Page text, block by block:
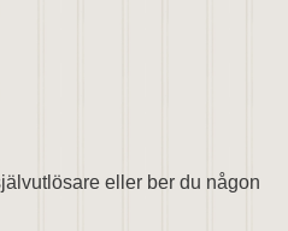
eller ber du någon